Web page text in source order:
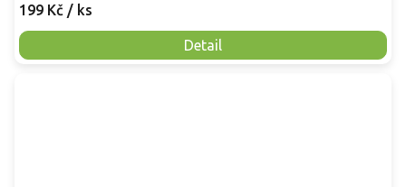
199 Kč / ks
Detail